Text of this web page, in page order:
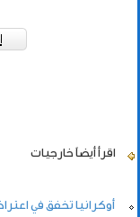
اقرأ أيضاً خارجيات
أوكرانيا تخفق في